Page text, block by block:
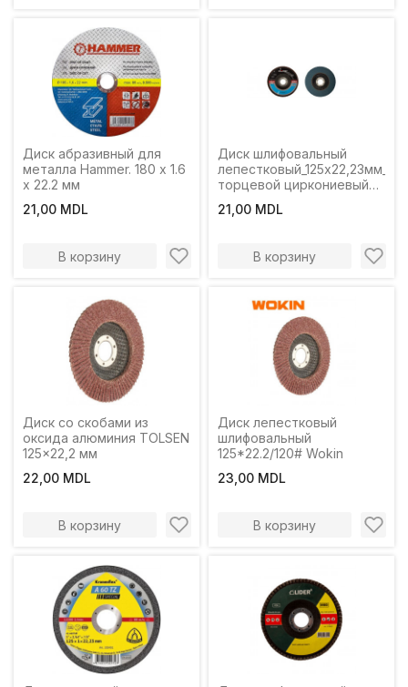
Диск абразивный для
металла Hammer. 180 x 1.6
x 22.2 мм
21,00 MDL
В корзину
Диск шлифовальный
торцевой циркониевый
21,00 MDL
В корзину
Диск со скобами из
оксида алюминия TOLSEN
125x22,2 мм
22,00 MDL
В корзину
Диск лепестковый
шлифовальный
125*22.2/120# Wokin
23,00 MDL
В корзину